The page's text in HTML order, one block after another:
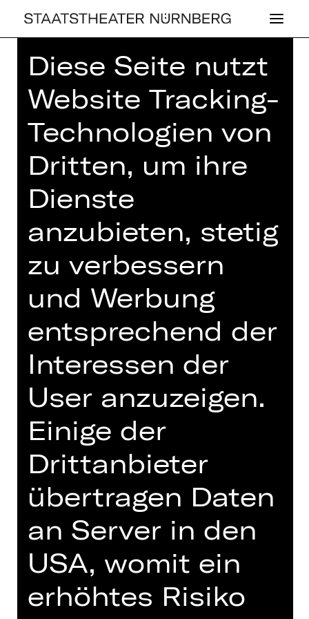
Home>Spielplan 26/27 > Tosca
TOSCA
Oper von Giacomo Puccini
Samstag, 03.07.2027
Opernhaus
Tickets
Termine und Besetzung
Libretto von Giuseppe Giacosa und
Luigi Illica nach dem Drama „La
Tosca“ von Victorien Sardou
In italienischer Sprache mit
Die Sängerin Floria Tosca ist eine
wahre Diva: schön, leidenschaftlich
und sehr eifersüchtig, wenn sie bei
Diese Seite nutzt
Website Tracking-
Technologien von
Dritten, um ihre
Dienste
anzubieten, stetig
zu verbessern
und Werbung
entsprechend der
Interessen der
User anzuzeigen.
Einige der
Drittanbieter
übertragen Daten
an Server in den
USA, womit ein
erhöhtes Risiko